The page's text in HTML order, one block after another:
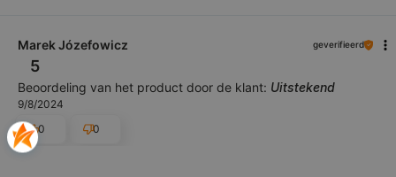
Marek Józefowicz geverifieerd
5
Beoordeling van het product door de klant: Uitstekend
9/8/2024
0
0